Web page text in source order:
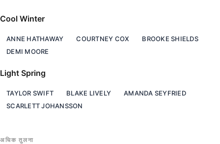
Cool Winter
ANNE HATHAWAY COURTNEY COX
BROOKE SHIELDS
DEMI MOORE
Light Spring
TAYLOR SWIFT BLAKE LIVELY
AMANDA SEYFRIED
SCARLETT JOHANSSON
अधिक तुलना